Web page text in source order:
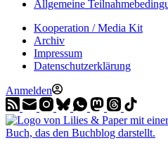
Allgemeine
Kooperation / Media Kit
Archiv
Impressum
Datenschutzerklärung
Anmelden